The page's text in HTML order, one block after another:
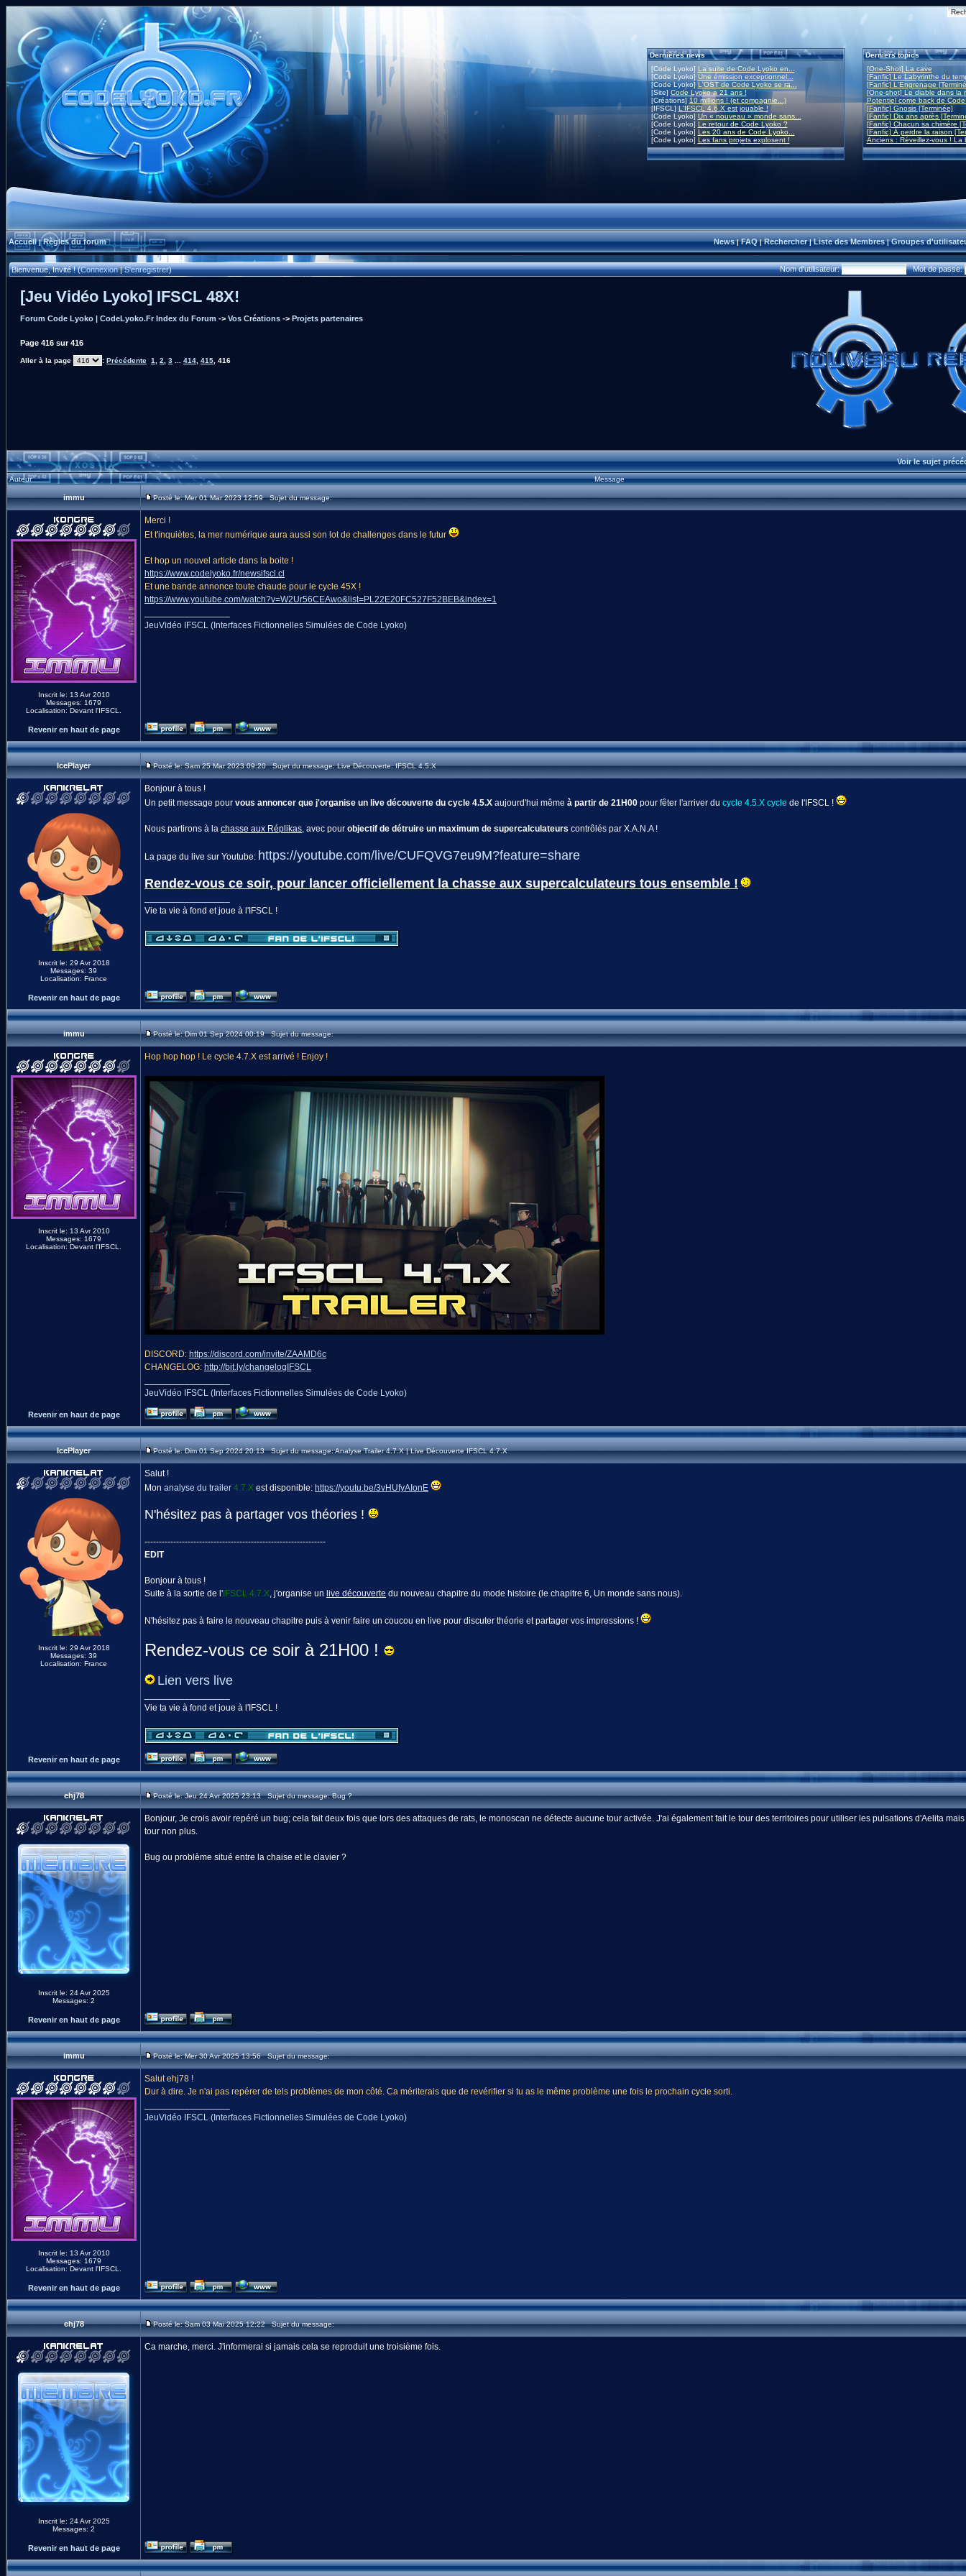
Dernières news
[Code Lyoko] La suite de Code Lyoko en...
[Code Lyoko] Une émission exceptionnel...
[Code Lyoko]L'OST de Code Lyoko se ra...
[Site] Code Lyoko a 21 ans !
[Créations] 10 millions ! (et compagnie...)
[IFSCL]L'IFSCL 4.6.X est jouable !
[Code Lyoko] Un « nouveau » monde sans...
[Code Lyoko] Le retour de Code Lyoko ?
[Code Lyoko] Les 20 ans de Code Lyoko...
[Code Lyoko] Les fans projets explosent !
Derniers topics
[One-Shot] La cave
[Fanfic] Le Labyrinthe du
[Fanfic] L'Engrenage
[One-shot] Le diable dans la
Potentiel come back de
[Fanfic] Gnosis [Terminée]
[Fanfic] Dix ans après
[Fanfic] Chacun sa chimère
[Fanfic] À perdre la raison
Anciens : Réveillez-vous ! La
Accueil|Règles du forum News|FAQ|Rechercher|Liste des Membres|Groupes
Bienvenue, Invité ! (Connexion|S'enregistrer) Nom d'utilisateur: Mot de passe:
[Jeu Vidéo Lyoko] IFSCL 48X!
Forum Code Lyoko | CodeLyoko.Fr Index du Forum -> Vos Créations -> Projets partenaires
Page 416 sur416
Aller à la page : Précédente 1 2 3 414 415 416
Voir le sujet
Auteur Message
immu Posté le: Mer 01 Mar 2023 12:59 Sujet du message:
Inscrit le: 13 Avr 2010
Messages: 1679
Localisation: Devant l'IFSCL.
Merci !
Et t'inquiètes, la mer numérique aura aussi son lot de challenges dans le futur
Et hop un nouvel article dans la boite !
https://www.codelyoko.fr/newsifscl.cl
Et une bande annonce toute chaude pour le cycle 45X !
https://www.youtube.com/watch?v=W2Ur56CEAwo&list=PL22E20FC527F52BEB&index=1
JeuVidéo IFSCL (Interfaces Fictionnelles Simulées de Code Lyoko)
Revenir en haut de page
IcePlayer Posté le: Sam 25 Mar 2023 09:20 Sujet du message: Live Découverte: IFSCL 4.5.X
Inscrit le: 29 Avr 2018
Messages: 39
Localisation: France
Bonjour à tous !
Un petit message pour vous annoncer que j'organise un live découverte du cycle 4.5.X aujourd'hui même à partir de 21H00 pour fêter l'arriver du cycle 4.5.X cycle de l'IFSCL !
Nous partirons à la chasse aux Réplikas, avec pour objectif de détruire un maximum de supercalculateurs contrôlés par X.A.N.A !
La page du live sur Youtube: https://youtube.com/live/CUFQVG7eu9M?feature=share
Rendez-vous ce soir, pour lancer officiellement la chasse aux supercalculateurs tous ensemble !
Vie ta vie à fond et joue à l'IFSCL !
Revenir en haut de page
immu Posté le: Dim 01 Sep 2024 00:19 Sujet du message:
Inscrit le: 13 Avr 2010
Messages: 1679
Localisation: Devant l'IFSCL.
Hop hop hop ! Le cycle 4.7.X est arrivé ! Enjoy !
DISCORD: https://discord.com/invite/ZAAMD6c
CHANGELOG: http://bit.ly/changelogIFSCL
JeuVidéo IFSCL (Interfaces Fictionnelles Simulées de Code Lyoko)
Revenir en haut de page
IcePlayer Posté le: Dim 01 Sep 2024 20:13 Sujet du message: Analyse Trailer 4.7.X | Live Découverte IFSCL 4.7.X
Inscrit le: 29 Avr 2018
Messages: 39
Localisation: France
Salut !
Mon analyse du trailer 4.7.X est disponible: https://youtu.be/3vHUfyAIonE
N'hésitez pas à partager vos théories !
---------------------------------------------------------------
EDIT
Bonjour à tous !
Suite à la sortie de l' IFSCL 4.7.X, j'organise un live découverte du nouveau chapitre du mode histoire (le chapitre 6, Un monde sans nous).
N'hésitez pas à faire le nouveau chapitre puis à venir faire un coucou en live pour discuter théorie et partager vos impressions !
Rendez-vous ce soir à 21H00 !
Lien vers live
Vie ta vie à fond et joue à l'IFSCL !
Revenir en haut de page
ehj78 Posté le: Jeu 24 Avr 2025 23:13 Sujet du message: Bug ?
Inscrit le: 24 Avr 2025
Messages: 2
Bonjour, Je crois avoir repéré un bug; cela fait deux fois que lors des attaques de rats, le monoscan ne détecte aucune tour activée. J'ai également fait le tour des territoires pour utiliser les pulsations d'Aelita
tour non plus.
Bug ou problème situé entre la chaise et le clavier ?
Revenir en haut de page
immu Posté le: Mer 30 Avr 2025 13:56 Sujet du message:
Inscrit le: 13 Avr 2010
Messages: 1679
Localisation: Devant l'IFSCL.
Salut ehj78 !
Dur à dire. Je n'ai pas repérer de tels problèmes de mon côté. Ca mériterais que de revérifier si tu as le même problème une fois le prochain cycle sorti.
JeuVidéo IFSCL (Interfaces Fictionnelles Simulées de Code Lyoko)
Revenir en haut de page
ehj78 Posté le: Sam 03 Mai 2025 12:22 Sujet du message:
Inscrit le: 24 Avr 2025
Messages: 2
Ca marche, merci. J'informerai si jamais cela se reproduit une troisième fois.
Revenir en haut de page